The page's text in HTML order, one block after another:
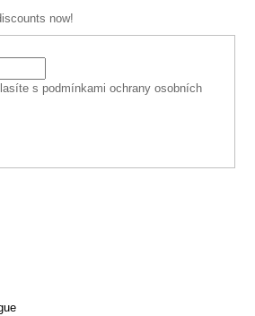
now!
s podmínkami ochrany osobních